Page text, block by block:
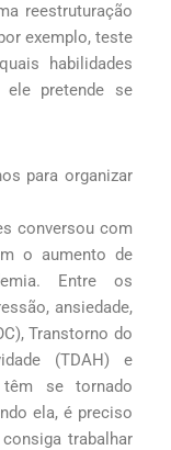
reestruturação
exemplo, teste
habilidades
pretende se
para organizar
conversou com
o aumento de
Entre os
ansiedade,
Transtorno do
(TDAH) e
têm se tornado
ela, é preciso
trabalhar